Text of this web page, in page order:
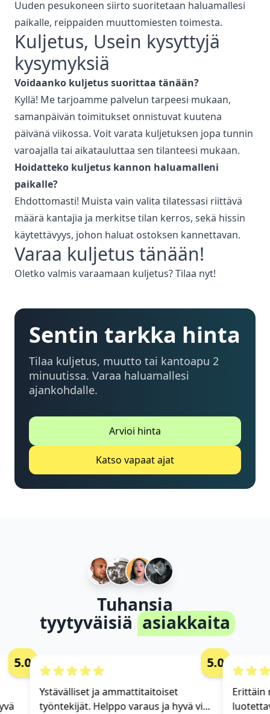
Uuden pesukoneen siirto suoritetaan haluamallesi
paikalle, reippaiden muuttomiesten toimesta.
Kuljetus, Usein kysyttyjä
kysymyksiä
Voidaanko kuljetussuorittaa tänään?
Kyllä! Me tarjoamme palvelun tarpeesi mukaan,
samanpäivän toimitukset onnistuvat kuutena
päivänä viikossa. Voit varata kuljetuksen jopa tunnin
varoajalla tai aikatauluttaa sen tilanteesi mukaan.
Hoidatteko kuljetus kannon haluamalleni
paikalle?
Ehdottomasti! Muista vain valita tilatessasi riittävä
määrä kantajia ja merkitse tilan kerros, sekä hissin
käytettävyys, johon haluat ostoksen kannettavan.
Varaa kuljetus tänään!
Oletko valmis varaamaan kuljetus? Tilaa nyt!
Sentin tarkka hinta
Tilaa kuljetus, muutto tai kantoapu 2
minuutissa. Varaa haluamallesi
ajankohdalle.
Arvioi hinta
Katso vapaat ajat
Tuhansia
tyytyväisiä asiakkaita
5.0
Ystävälliset ja ammattitaitoiset
työntekijät. Helppo varaus ja hyvä vi...
5.0
Erittäin